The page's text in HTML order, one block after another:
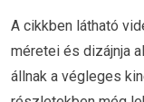
A cikkben látható
méretei és dizájnja
állnak a végleges